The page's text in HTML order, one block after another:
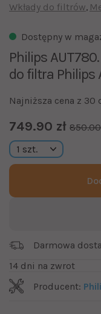
Wkłady do filtrów
Dostępny w
Philips
do filtra Philips
Najniższa cena z 30
749.90 zł 850.00
Darmowa
14 dni na zwrot
Producent: